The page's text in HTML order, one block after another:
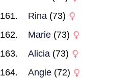
Rina (73)
Marie (73)
Alicia (73)
Angie (72)